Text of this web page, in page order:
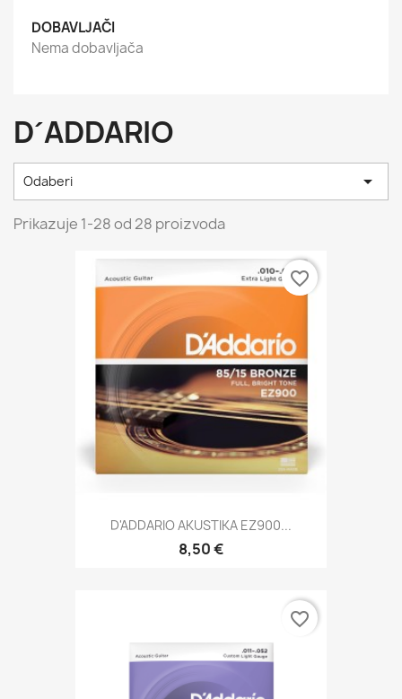
DOBAVLJAČI
Nema dobavljača
D´ADDARIO
Odaberi 
Prikazuje 1-28 od 28 proizvoda
D'ADDARIO AKUSTIKA EZ900...
8,50 €
favorite_border
favorite_border